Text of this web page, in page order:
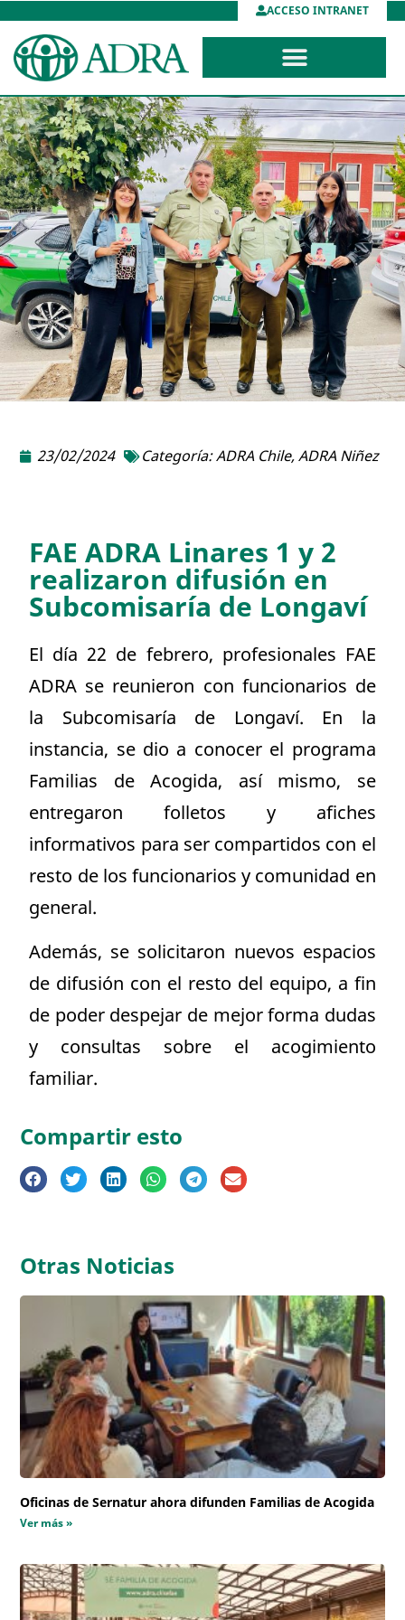
ACCESO INTRANET
23/02/2024 Categoría:ADRA Chile,ADRA Niñez
FAE ADRA Linares 1 y 2
realizaron difusión en
Subcomisaría de Longaví
El día 22 de febrero, profesionales FAE
ADRA se reunieron con funcionarios de
la Subcomisaría de Longaví. En la
instancia, se dio a conocer el programa
Familias de Acogida, así mismo, se
entregaron folletos y afiches
informativos para ser compartidos con el
resto de los funcionarios y comunidad en
general.
Además, se solicitaron nuevos espacios
de difusión con el resto del equipo, a fin
de poder despejar de mejor forma dudas
y consultas sobre el acogimiento
familiar.
Compartir esto
Otras Noticias
Oficinas de Sernatur ahora difunden Familias de Acogida
Ver más »